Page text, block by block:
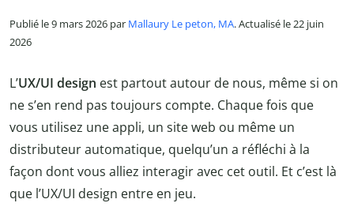
Publié le 9 mars 2026 par Mallaury Le peton, MA. Actualisé le 22 juin
2026
L’UX/UI design est partout autour de nous, même si on
ne s’en rend pas toujours compte. Chaque fois que
vous utilisez une appli, un site web ou même un
distributeur automatique, quelqu’un a réfléchi à la
façon dont vous alliez interagir avec cet outil. Et c’est là
que l’UX/UI design entre en jeu.